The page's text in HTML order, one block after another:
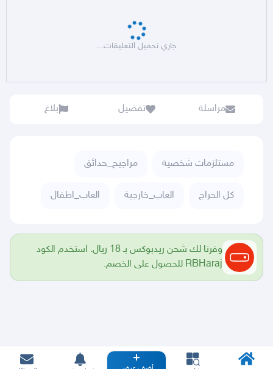
جاري تحميل التعليقات...
مراسلة تفضيل بلاغ
مستلزمات شخصية مراجيح_حدائق
كل الحراج العاب_خارجية العاب_اطفال
وفرنا لك شحن ريدبوكس بـ 18 ريال. استخدم الكود
RBHaraj للحصول على الخصم.